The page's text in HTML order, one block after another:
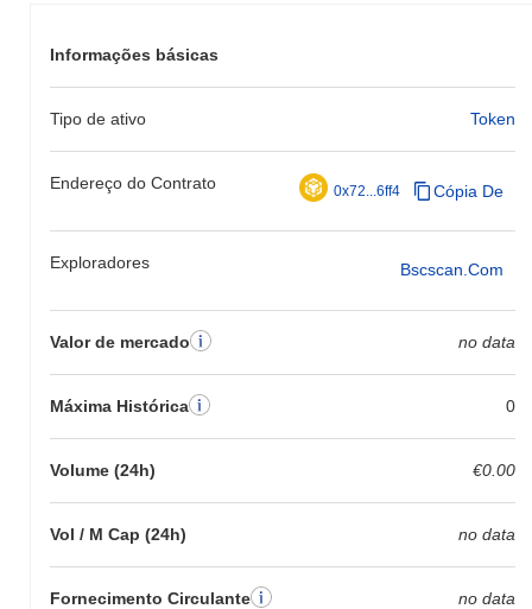
Informações básicas
Tipo de ativo Token
Endereço do Contrato 0x72...6ff4 Cópia De
Exploradores Bscscan.com
Valor de mercado no data
Máxima Histórica 0
Volume (24h) €0.00
Vol / M Cap (24h) no data
Fornecimento Circulante
no data